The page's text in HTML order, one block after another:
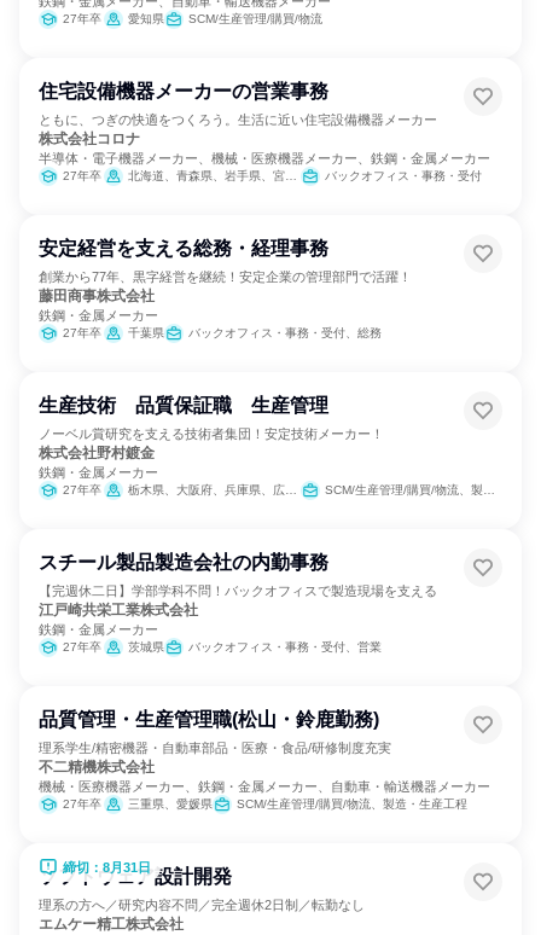
27年卒 愛知県 SCM/生産管理/購買/物流
住宅設備機器メーカーの営業事務
ともに、つぎの快適をつくろう。生活に近い住宅設備機器メーカー
株式会社コロナ
半導体・電子機器メーカー、機械・医療機器メーカー、鉄鋼・金属メーカー
27年卒 北海道、青森県、岩手県、宮城県、秋田県、山形県、福島県、茨城県、栃木県、群馬県、埼玉県、千葉県、東京都、神奈川県、新潟県、富山県、石川県、福井県、山梨県、長野県、岐阜県、静岡県、愛知県、三重県、滋賀県、京都府、大阪府、兵庫県、鳥取県、岡山県、広島県、山口県、香川県、愛媛県、福岡県、長崎県、熊本県、大分県、宮崎県、鹿児島県、沖縄県 バックオフィス・事務・受付
安定経営を支える総務・経理事務
創業から77年、黒字経営を継続！安定企業の管理部門で活躍！
藤田商事株式会社
鉄鋼・金属メーカー
27年卒 千葉県 バックオフィス・事務・受付、総務
生産技術 品質保証職 生産管理
ノーベル賞研究を支える技術者集団！安定技術メーカー！
株式会社野村鍍金
鉄鋼・金属メーカー
27年卒 栃木県、大阪府、兵庫県、広島県 SCM/生産管理/購買/物流、製造・生産工程
スチール製品製造会社の内勤事務
【完週休二日】学部学科不問！バックオフィスで製造現場を支える
江戸崎共栄工業株式会社
鉄鋼・金属メーカー
27年卒 茨城県 バックオフィス・事務・受付、営業
品質管理・生産管理職(松山・鈴鹿勤務)
理系学生/精密機器・自動車部品・医療・食品/研修制度充実
不二精機株式会社
機械・医療機器メーカー、鉄鋼・金属メーカー、自動車・輸送機器メーカー
27年卒 三重県、愛媛県 SCM/生産管理/購買/物流、製造・生産工程
締切：8月31日
ソフトウェア設計開発
理系の方へ／研究内容不問／完全週休2日制／転勤なし
エムケー精工株式会社